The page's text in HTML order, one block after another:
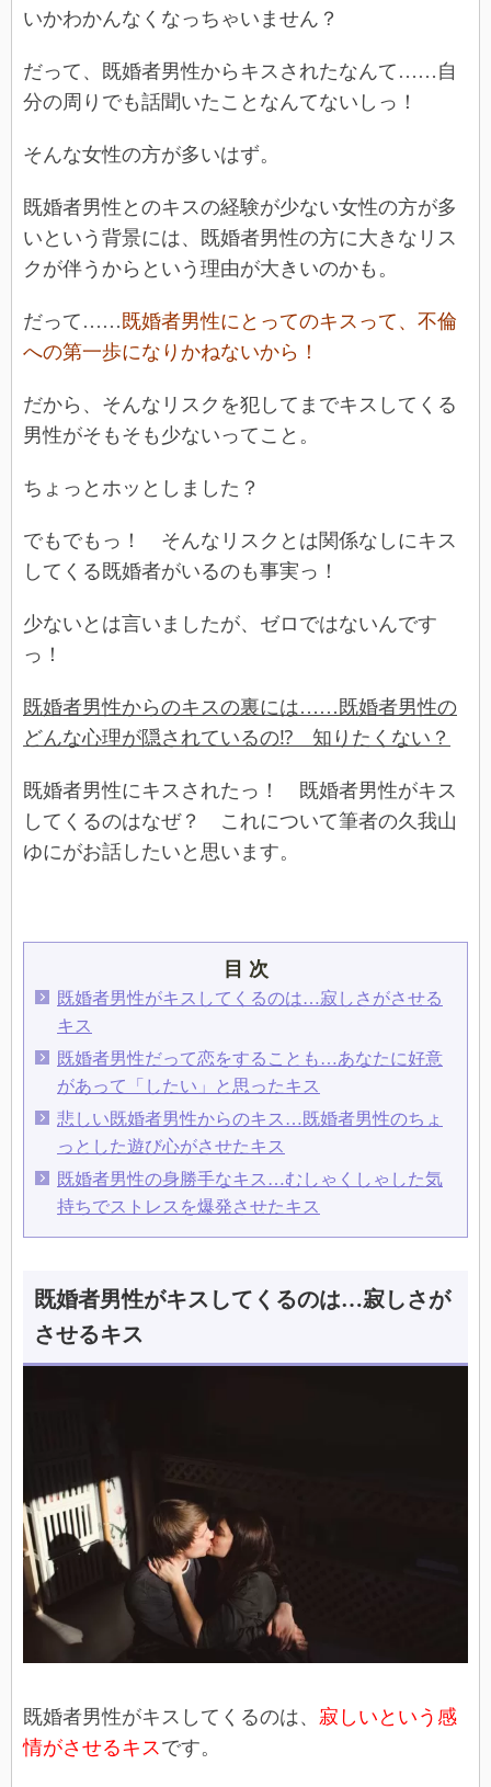
いかわかんなくなっちゃいません？
だって、既婚者男性からキスされたなんて……自
分の周りでも話聞いたことなんてないしっ！
そんな女性の方が多いはず。
既婚者男性とのキスの経験が少ない女性の方が多
いという背景には、既婚者男性の方に大きなリス
クが伴うからという理由が大きいのかも。
だって…… 既婚者男性にとってのキスって、不倫
への第一歩になりかねないから！
だから、そんなリスクを犯してまでキスしてくる
男性がそもそも少ないってこと。
ちょっとホッとしました？
でもでもっ！ そんなリスクとは関係なしにキス
してくる既婚者がいるのも事実っ！
少ないとは言いましたが、ゼロではないんです
っ！
既婚者男性からのキスの裏には……既婚者男性の
どんな心理が隠されているの⁉ 知りたくない？
既婚者男性にキスされたっ！ 既婚者男性がキス
してくるのはなぜ？ これについて筆者の久我山
ゆにがお話したいと思います。
目 次
既婚者男性がキスしてくるのは…寂しさがさせる
キス
既婚者男性だって恋をすることも…あなたに好意
があって「したい」と思ったキス
悲しい既婚者男性からのキス…既婚者男性のちょ
っとした遊び心がさせたキス
既婚者男性の身勝手なキス…むしゃくしゃした気
持ちでストレスを爆発させたキス
既婚者男性がキスしてくるのは…寂しさが
させるキス
既婚者男性がキスしてくるのは、 寂しいという感
情がさせるキス です。